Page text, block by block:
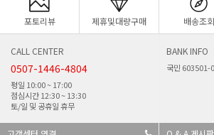
포토리뷰 제휴및대량구매 배송조회
CALL CENTER
0507-1446-4804
평일 10:00 ~ 17:00
점심시간 12:30 ~ 13:30
토/일 및 공휴일 휴무
BANK INFO
국민 603501-